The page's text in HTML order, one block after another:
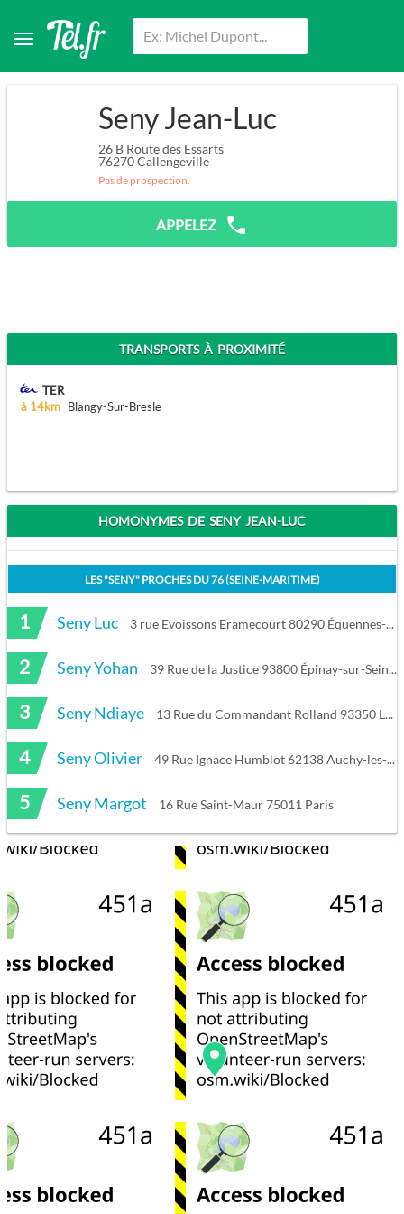
Seny Jean-Luc
26 B Route des Essarts
76270Callengeville
Pas de prospection.
APPELEZ
TRANSPORTS À PROXIMITÉ
TER
à 14km
Blangy-Sur-Bresle
HOMONYMES DE SENY JEAN-LUC
LES "SENY" PROCHES DU76 (SEINE-MARITIME)
1 Seny Luc 3 rue Evoissons Eramecourt 80290 Équennes-Éramecourt
2 Seny Yohan 39 Rue de la Justice 93800 Épinay-sur-Seine
3 Seny Ndiaye 13 Rue du Commandant Rolland 93350 Le Bourget
4 Seny Olivier 49 Rue Ignace Humblot 62138 Auchy-les-Mines
5 Seny Margot 16 Rue Saint-Maur 75011 Paris